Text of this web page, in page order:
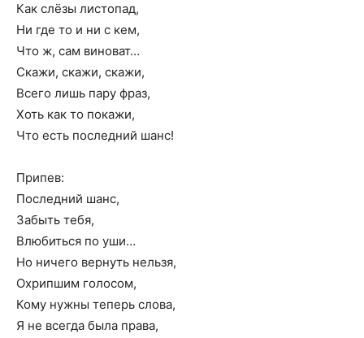
Как слёзы листопад,
Ни где то и ни с кем,
Что ж, сам виноват…
Скажи, скажи, скажи,
Всего лишь пару фраз,
Хоть как то покажи,
Что есть последний шанс!
Припев:
Последний шанс,
Забыть тебя,
Влюбиться по уши…
Но ничего вернуть нельзя,
Охрипшим голосом,
Кому нужны теперь слова,
Я не всегда была права,